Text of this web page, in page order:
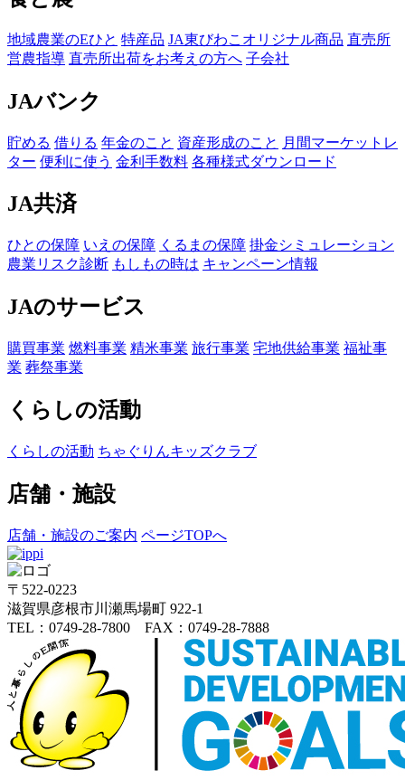
地域農業のEひと 特産品 JA東びわこオリジナル商品 直売所
営農指導 直売所出荷をお考えの方へ 子会社
JAバンク
貯める 借りる 年金のこと 資産形成のこと 月間マーケットレ
ター 便利に使う 金利手数料 各種様式ダウンロード
JA共済
ひとの保障 いえの保障 くるまの保障 掛金シミュレーション
農業リスク診断 もしもの時は キャンペーン情報
JAのサービス
購買事業 燃料事業 精米事業 旅行事業 宅地供給事業 福祉事
業 葬祭事業
くらしの活動
くらしの活動 ちゃぐりんキッズクラブ
店舗・施設
店舗・施設のご案内 ページTOPへ
〒522-0223
滋賀県彦根市川瀬馬場町 922-1
TEL：0749-28-7800 FAX：0749-28-7888